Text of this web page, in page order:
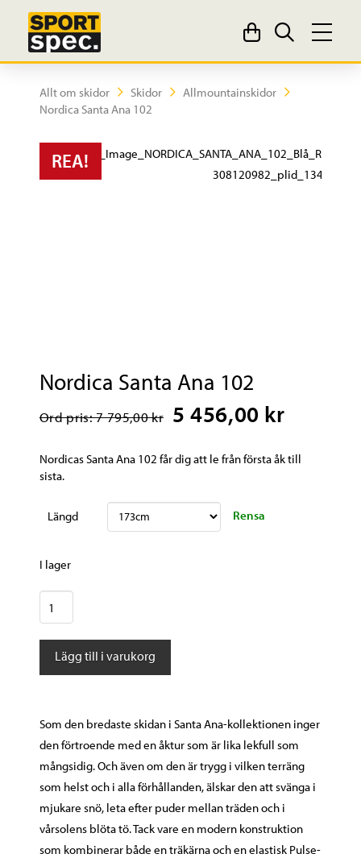
Allt om skidor Skidor
Allmountainskidor
Nordica Santa Ana 102
REA!
Nordica Santa Ana 102
Ord pris: 7 795,00 kr 5 456,00 kr
Nordicas Santa Ana 102 får dig att le från första åk till
sista.
Längd Rensa
I lager
Nordica
Santa
Ana
102Lägg till i varukorg
Som den bredaste skidan i Santa Ana-kollektionen inger
den förtroende med en åktur som är lika lekfull som
mångsidig. Och även om den är trygg i vilken terräng
som helst och i alla förhållanden, älskar den att svänga i
mjukare snö, leta efter puder mellan träden och i
vårsolens blöta tö. Tack vare en modern konstruktion
som kombinerar både en träkärna och en elastisk Pulse-